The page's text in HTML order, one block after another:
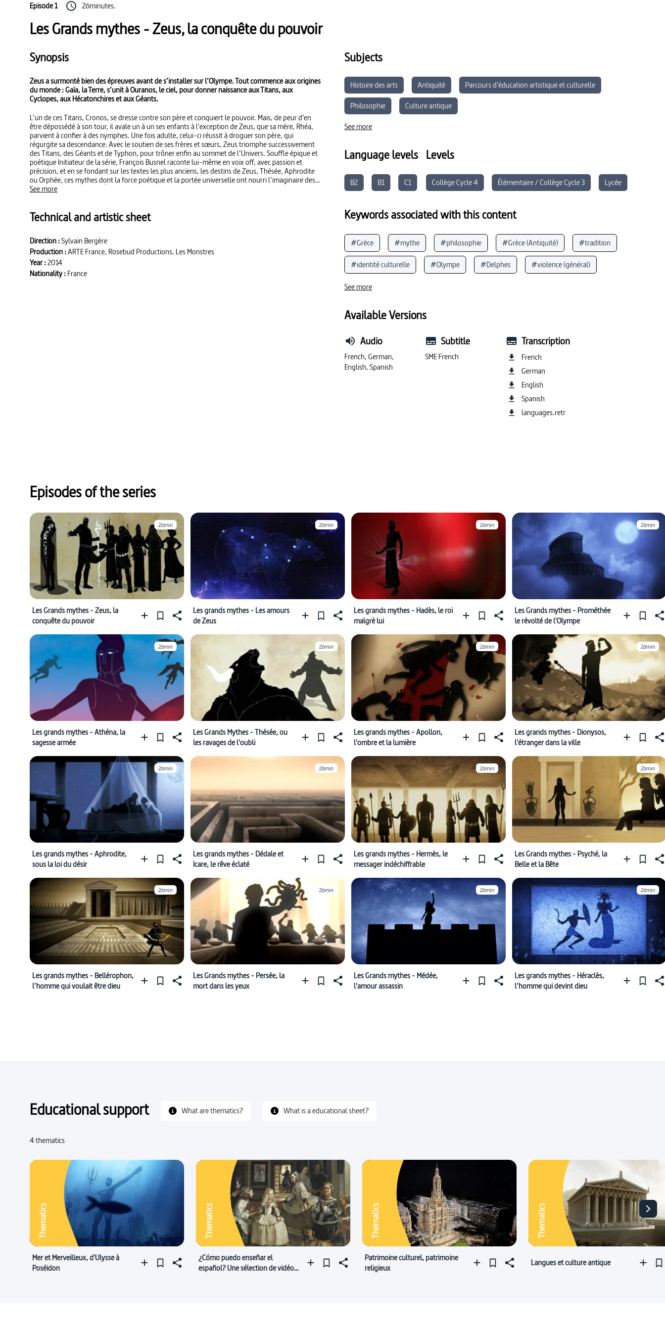
Episode 1 26minutes.
Les Grands mythes - Zeus, la conquête du pouvoir
Synopsis
Zeus a surmonté bien des épreuves avant de s’installer sur l’Olympe. Tout commence aux origines
du monde : Gaïa, la Terre, s’unit à Ouranos, le ciel, pour donner naissance aux Titans, aux
Cyclopes, aux Hécatonchires et aux Géants.
L’un de ces Titans, Cronos, se dresse contre son père et conquiert le pouvoir. Mais, de peur d’en
être dépossédé à son tour, il avale un à un ses enfants à l'exception de Zeus, que sa mère, Rhéa,
parvient à confier à des nymphes. Une fois adulte, celui-ci réussit à droguer son père, qui
régurgite sa descendance. Avec le soutien de ses frères et sœurs, Zeus triomphe successivement
des Titans, des Géants et de Typhon, pour trôner enfin au sommet de l’Univers. Souffle épique et
poétique Initiateur de la série, François Busnel raconte lui-même en voix off, avec passion et
précision, et en se fondant sur les textes les plus anciens, les destins de Zeus, Thésée, Aphrodite
ou Orphée, ces mythes dont la force poétique et la portée universelle ont nourri l’imaginaire des
artistes au fil des siècles. À l'image, les chefs-d’œuvre de Botticelli, Picasso, Goya ou Klimt
See more
Technical and artistic sheet
Direction :Sylvain Bergère
Production :ARTE France, Rosebud Productions, Les Monstres
Year :2014
Nationality :France
Subjects
Histoire des arts Antiquité
Parcours d’éducation artistique et culturelle
Philosophie
Culture antique
See more
Language levels
B2 B1 C1
Levels
Collège Cycle 4 Élémentaire / Collège Cycle 3 Lycée
Keywords associated with this content
#Grèce #mythe #philosophie #Grèce (Antiquité) #tradition
#identité culturelle #Olympe #Delphes #violence (général)
#mythologie grecque
#antiquité grecque
See more
Available Versions
Audio
French, German,
English, Spanish
Subtitle
SME French
Transcription
French
German
English
Spanish
languages.retr
Episodes of the series
26min
Les Grands mythes - Zeus, la
conquête du pouvoir
26min
Les grands mythes - Les amours
de Zeus
26min
Les grands mythes - Hadès, le roi
malgré lui
26min
Les Grands mythes - Prométhée
le révolté de l'Olympe
26min
Les grands mythes - Athéna, la
sagesse armée
26min
Les Grands Mythes - Thésée, ou
les ravages de l'oubli
26min
Les grands mythes - Apollon,
l'ombre et la lumière
26min
Les grands mythes - Dionysos,
l'étranger dans la ville
26min
Les grands mythes - Aphrodite,
sous la loi du désir
26min
Les grands mythes - Dédale et
Icare, le rêve éclaté
26min
Les grands mythes - Hermès, le
messager indéchiffrable
26min
Les Grands mythes - Psyché, la
Belle et la Bête
26min
Les grands mythes - Bellérophon,
l’homme qui voulait être dieu
26min
Les Grands mythes - Persée, la
mort dans les yeux
26min
Les Grands mythes - Médée,
l'amour assassin
26min
Les grands mythes - Héraclès,
l’homme qui devint dieu
Educational support What are thematics? What is a educational sheet?
4 thematics
Thematics
Mer et Merveilleux, d'Ulysse à
Poséidon
Thematics
¿Cómo puedo enseñar el
español? Une sélection de vidéos
Thematics
Patrimoine culturel, patrimoine
religieux
Thematics
Langues et culture antique